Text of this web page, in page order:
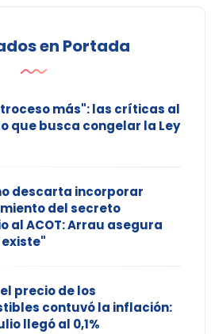
en Portada
más": las críticas al
que busca congelar la Ley
descarta incorporar
del secreto
al ACOT: Arrau asegura
precio de los
contuvó la inflación:
llegó al 0,1%